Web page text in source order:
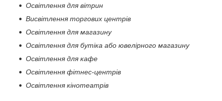
Освітлення для вітрин
Висвітлення торгових центрів
Освітлення для магазину
Освітлення для бутіка або ювелірного магазину
Освітлення для кафе
Освітлення фітнес-центрів
Освітлення кінотеатрів